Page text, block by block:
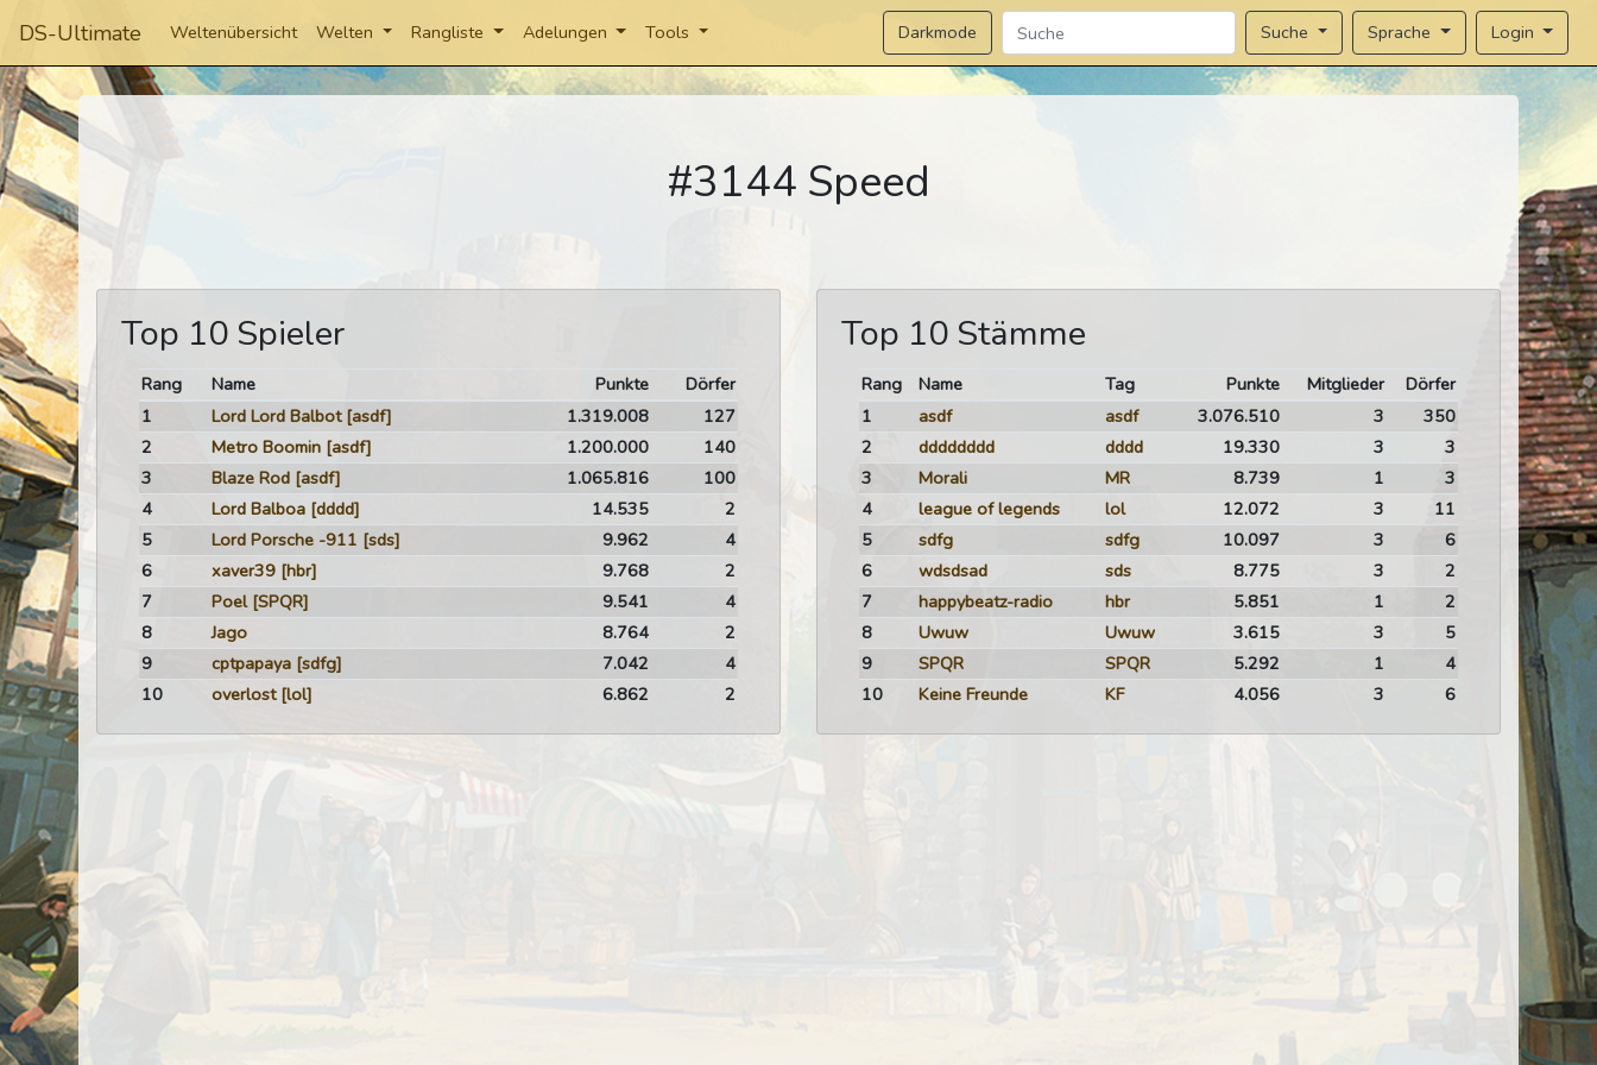
DS-Ultimate Weltenübersicht Welten Rangliste Adelungen Tools Darkmode Suche Sprache Login
#3144 Speed
Top 10 Spieler
Rang Name Punkte
Dörfer
1
Lord Lord Balbot [asdf] 1.319.008
127
2
Metro Boomin [asdf] 1.200.000
140
3
Blaze Rod [asdf] 1.065.816
100
4
Lord Balboa [dddd] 14.535
2
5
Lord Porsche -911 [sds] 9.962
4
6
xaver39 [hbr] 9.768
2
7
Poel [SPQR] 9.541
4
8
Jago 8.764
2
9
cptpapaya [sdfg] 7.042
4
10
overlost [lol] 6.862 2
Top 10 Stämme
Rang Name Tag Punkte Mitglieder
Dörfer
1
asdf asdf 3.076.510 3
350
2
dddddddd dddd 19.330 3
3
3
Morali MR 8.739 1
3
4
league of legends lol 12.072 3
11
5
sdfg sdfg 10.097 3
6
6
wdsdsad sds 8.775 3
2
7
happybeatz-radio hbr 5.851 1
2
8
Uwuw Uwuw 3.615 3
5
9
SPQR SPQR 5.292 1
4
10
Keine Freunde KF 4.056 3 6